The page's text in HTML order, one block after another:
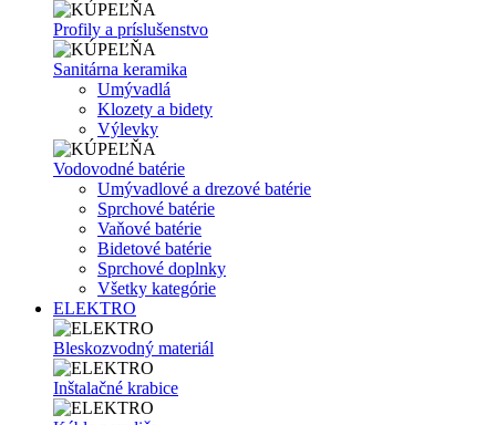
Profily a príslušenstvo
Sanitárna keramika
Umývadlá
Klozety a bidety
Výlevky
Vodovodné batérie
Umývadlové a drezové batérie
Sprchové batérie
Vaňové batérie
Bidetové batérie
Sprchové doplnky
Všetky kategórie
ELEKTRO
Bleskozvodný materiál
Inštalačné krabice